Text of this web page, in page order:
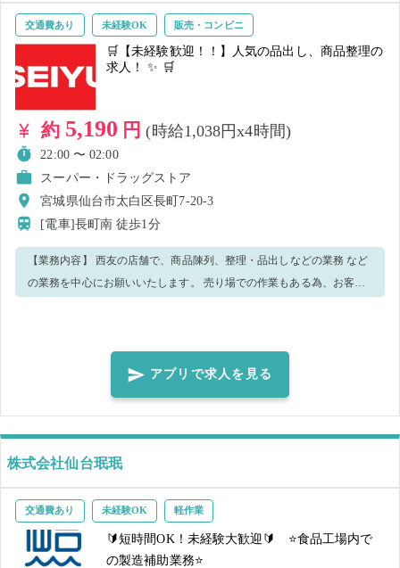
交通費あり 未経験OK 販売・コンビニ
🛒【未経験歓迎！！】人気の品出し、商品整理の
求人！ ✨ 🛒
約 5,190 円(時給1,038円x4時間)
22:00 〜 02:00
スーパー・ドラッグストア
宮城県仙台市太白区長町7-20-3
[電車]長町南徒歩1分
【業務内容】 西友の店舗で、商品陳列、整理・品出しなどの業務 など
の業務を中心にお願いいたします。 売り場での作業もある為、お客様
ザーおろし含む） ◆カゴ・カート整理～日中のみ ◆倉庫整理 ◆期限点
います。「注意事項」を参照の上、守れる方のみご応募ください。規
定違反の場合は、当日お断わりする場合がございます。 【ご注意】 応
募日現在、西友グループの従業員として就業中の方は応募不可となり
ます。就業決定後に発覚した場合であっても就業不可となりますので
合、防犯カメラの記録を警察へ提出致します。 【連絡方法について】
お電話での連絡が叶わないため当日は メッセージでのご連絡をお願い
致します。
アプリで求人を見る
株式会社仙台珉珉
交通費あり 未経験OK 軽作業
🔰短時間OK！未経験大歓迎🔰 ⭐食品工場内で
の製造補助業務⭐